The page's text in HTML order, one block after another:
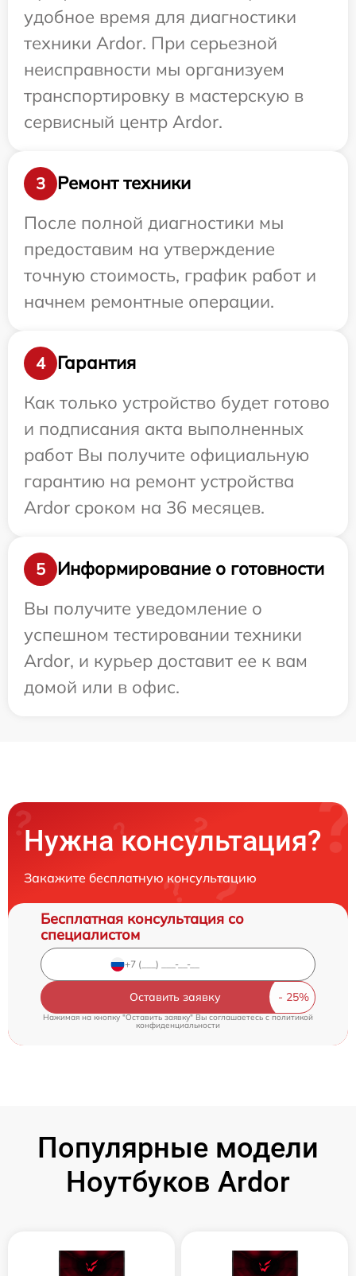
удобное время для диагностики
техники Ardor. При серьезной
неисправности мы организуем
транспортировку в мастерскую в
сервисный центр Ardor.
3
Ремонт техники
После полной диагностики мы
предоставим на утверждение
точную стоимость, график работ и
начнем ремонтные операции.
4
Гарантия
Как только устройство будет готово
и подписания акта выполненных
работ Вы получите официальную
гарантию на ремонт устройства
Ardor сроком на 36 месяцев.
5
Информирование о готовности
Вы получите уведомление о
успешном тестировании техники
Ardor, и курьер доставит ее к вам
домой или в офис.
Нужна консультация?
Закажите бесплатную консультацию
Бесплатная консультация со
специалистом
Оставить заявку
Нажимая на кнопку "Оставить заявку" Вы соглашаетесь cполитикой
конфиденциальности
Популярные модели
Ноутбуков Ardor